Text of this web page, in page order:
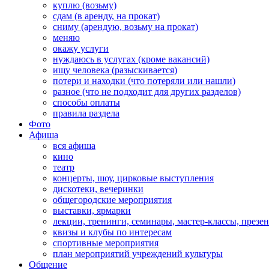
куплю (возьму)
сдам (в аренду, на прокат)
сниму (арендую, возьму на прокат)
меняю
окажу услуги
нуждаюсь в услугах (кроме вакансий)
ищу человека (разыскивается)
потери и находки (что потеряли или нашли)
разное (что не подходит для других разделов)
способы оплаты
правила раздела
Фото
Афиша
вся афиша
кино
театр
концерты, шоу, цирковые выступления
дискотеки, вечеринки
общегородские мероприятия
выставки, ярмарки
лекции, тренинги, семинары, мастер-классы,
квизы и клубы по интересам
спортивные мероприятия
план мероприятий учреждений культуры
Общение